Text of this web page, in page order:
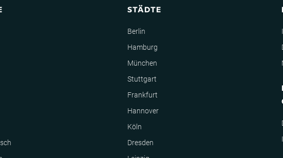
STÄDTE
Berlin
Hamburg
München
Stuttgart
Frankfurt
Hannover
Köln
Dresden